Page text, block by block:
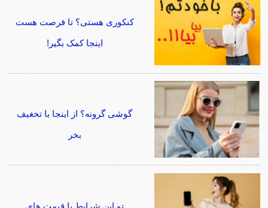
کنکوری هستی؟ تا فرصت هست
اینجا کمک بگیر!
گوشی گرونه؟ از اینجا با تخغیف
بخر